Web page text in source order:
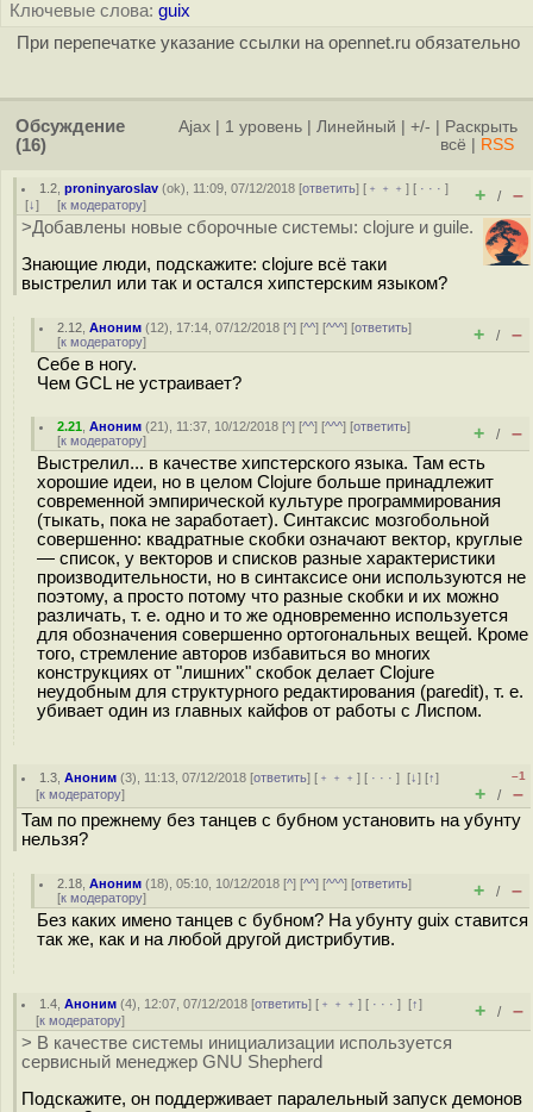
Ключевые слова: guix
При перепечатке указание ссылки на opennet.ru обязательно
Обсуждение
(16)
Ajax 1 уровень Линейный +/-
Раскрыть
всё
RSS
1.2 ,proninyaroslav (ok), 11:09, 07/12/2018 [ответить] [ ﹢﹢﹢] [ · · ·]
[↓] [к модератору] + / –
>Добавлены новые сборочные системы: clojure и guile.
Знающие люди, подскажите: clojure всё таки
выстрелил или так и остался хипстерским языком?
2.12 ,Аноним (12), 17:14, 07/12/2018 [^] [^^] [^^^] [ответить]
[к модератору] + / –
Себе в ногу.
Чем GCL не устраивает?
2.21 ,Аноним (21), 11:37, 10/12/2018 [^] [^^] [^^^] [ответить]
[к модератору] + / –
Выстрелил... в качестве хипстерского языка. Там есть
хорошие идеи, но в целом Clojure больше принадлежит
современной эмпирической культуре программирования
(тыкать, пока не заработает). Синтаксис мозгобольной
совершенно: квадратные скобки означают вектор, круглые
— список, у векторов и списков разные характеристики
производительности, но в синтаксисе они используются не
поэтому, а просто потому что разные скобки и их можно
различать, т. е. одно и то же одновременно используется
для обозначения совершенно ортогональных вещей. Кроме
того, стремление авторов избавиться во многих
конструкциях от "лишних" скобок делает Clojure
неудобным для структурного редактирования (paredit), т. е.
убивает один из главных кайфов от работы с Лиспом.
1.3 ,Аноним (3), 11:13, 07/12/2018 [ответить] [ ﹢﹢﹢] [ · · ·][↓] [↑]
[к модератору]
–1
+ / –
Там по прежнему без танцев с бубном установить на убунту
нельзя?
2.18 ,Аноним (18), 05:10, 10/12/2018 [^] [^^] [^^^] [ответить]
[к модератору] + / –
Без каких имено танцев с бубном? На убунту guix ставится
так же, как и на любой другой дистрибутив.
1.4 ,Аноним (4), 12:07, 07/12/2018 [ответить] [ ﹢﹢﹢] [ · · ·][↑]
[к модератору] + / –
> В качестве системы инициализации используется
сервисный менеджер GNU Shepherd
Подскажите, он поддерживает паралельный запуск демонов